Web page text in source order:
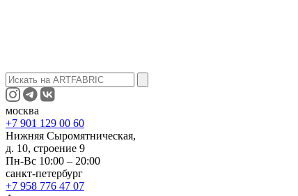
москва
+7 901 129 00 60
Нижняя Сыромятническая,
д. 10, строение 9
Пн-Вс 10:00 – 20:00
санкт-петербург
+7 958 776 47 07